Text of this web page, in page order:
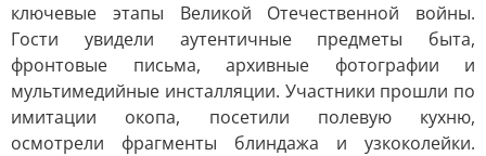
ключевые этапы Великой Отечественной войны.
Гости увидели аутентичные предметы быта,
фронтовые письма, архивные фотографии и
мультимедийные инсталляции. Участники прошли по
имитации окопа, посетили полевую кухню,
осмотрели фрагменты блиндажа и узкоколейки.